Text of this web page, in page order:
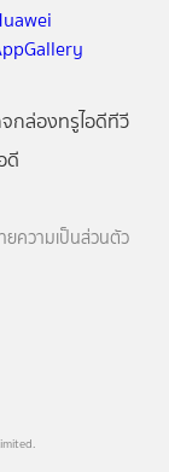
กล่องทรูไอดีทีวี
ดี
ยความเป็นส่วนตัว